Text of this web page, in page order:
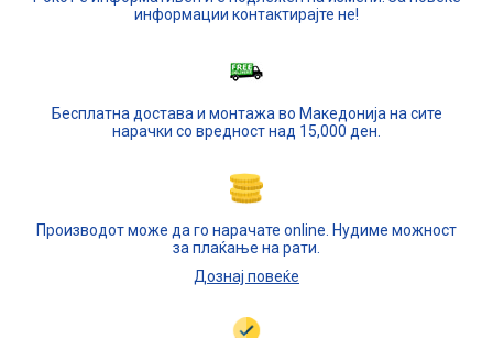
информации контактирајте не!
Бесплатна достава и монтажа во Македонија на сите
нарачки со вредност над 15,000 ден.
Производот може да го нарачате online. Нудиме можност
за плаќање на рати.
Дознај повеќе